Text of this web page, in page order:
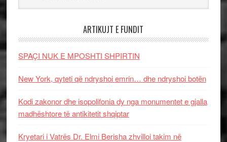
ARTIKUJT E FUNDIT
SPAÇI NUK E MPOSHTI SHPIRTIN
New York, qyteti që ndryshoi emrin… dhe ndryshoi botën
Kodi zakonor dhe isopolifonia dy nga monumentet e gjalla
madhështore të antikitetit shqiptar
Kryetari i Vatrës Dr. Elmi Berisha zhvilloi takim në